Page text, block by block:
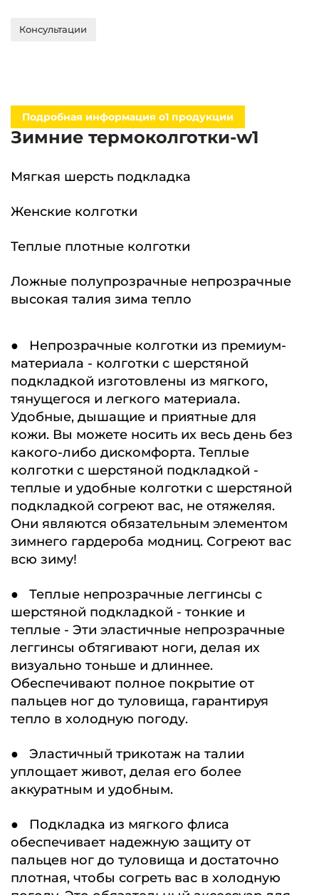
Консультации
Подробная информация о1 продукции
Зимние термоколготки-w1
Мягкая шерсть подкладка
Женские колготки
Теплые плотные колготки
Ложные полупрозрачные непрозрачные
высокая талия зима тепло
● Непрозрачные колготки из премиум-
материала - колготки с шерстяной
подкладкой изготовлены из мягкого,
тянущегося и легкого материала.
Удобные, дышащие и приятные для
кожи. Вы можете носить их весь день без
какого-либо дискомфорта. Теплые
колготки с шерстяной подкладкой -
теплые и удобные колготки с шерстяной
подкладкой согреют вас, не отяжеляя.
Они являются обязательным элементом
зимнего гардероба модниц. Согреют вас
всю зиму!
● Теплые непрозрачные леггинсы с
шерстяной подкладкой - тонкие и
теплые - Эти эластичные непрозрачные
леггинсы обтягивают ноги, делая их
визуально тоньше и длиннее.
Обеспечивают полное покрытие от
пальцев ног до туловища, гарантируя
тепло в холодную погоду.
● Эластичный трикотаж на талии
уплощает живот, делая его более
аккуратным и удобным.
● Подкладка из мягкого флиса
обеспечивает надежную защиту от
пальцев ног до туловища и достаточно
плотная, чтобы согреть вас в холодную